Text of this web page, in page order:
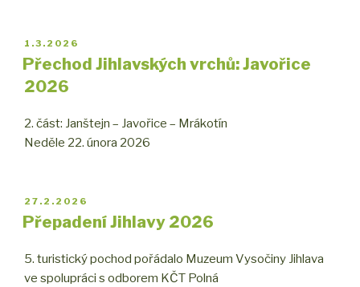
PUBLIKOVÁNO
1.3.2026
Přechod Jihlavských vrchů: Javořice
2026
2. část: Janštejn – Javořice – Mrákotín
Neděle 22. února 2026
PUBLIKOVÁNO
27.2.2026
Přepadení Jihlavy 2026
5. turistický pochod pořádalo Muzeum Vysočiny Jihlava
ve spolupráci s odborem KČT Polná